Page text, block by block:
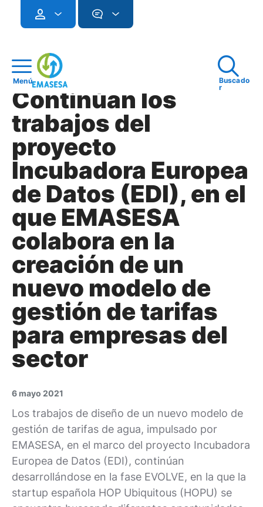
Menú
Buscado
r
Continúan los
trabajos del
proyecto
Incubadora Europea
de Datos (EDI), en el
que EMASESA
colabora en la
creación de un
nuevo modelo de
gestión de tarifas
para empresas del
sector
6 mayo 2021
Los trabajos de diseño de un nuevo modelo de
gestión de tarifas de agua, impulsado por
EMASESA, en el marco del proyecto Incubadora
Europea de Datos (EDI), continúan
desarrollándose en la fase EVOLVE, en la que la
startup española HOP Ubiquitous (HOPU) se